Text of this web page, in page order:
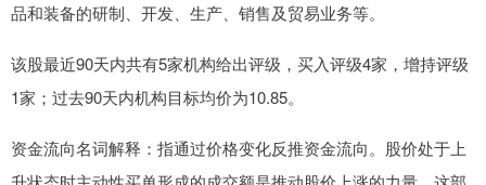
品和装备的研制、开发、生产、销售及贸易业务等。
该股最近90天内共有5家机构给出评级，买入评级4家，增持评级
1家；过去90天内机构目标均价为10.85。
资金流向名词解释：指通过价格变化反推资金流向。股价处于上